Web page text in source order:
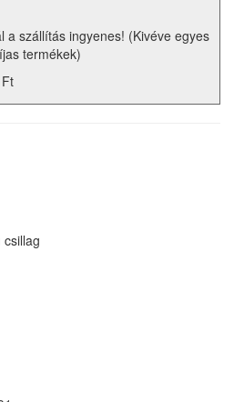
a szállítás ingyenes! (Kivéve egyes
termékek)